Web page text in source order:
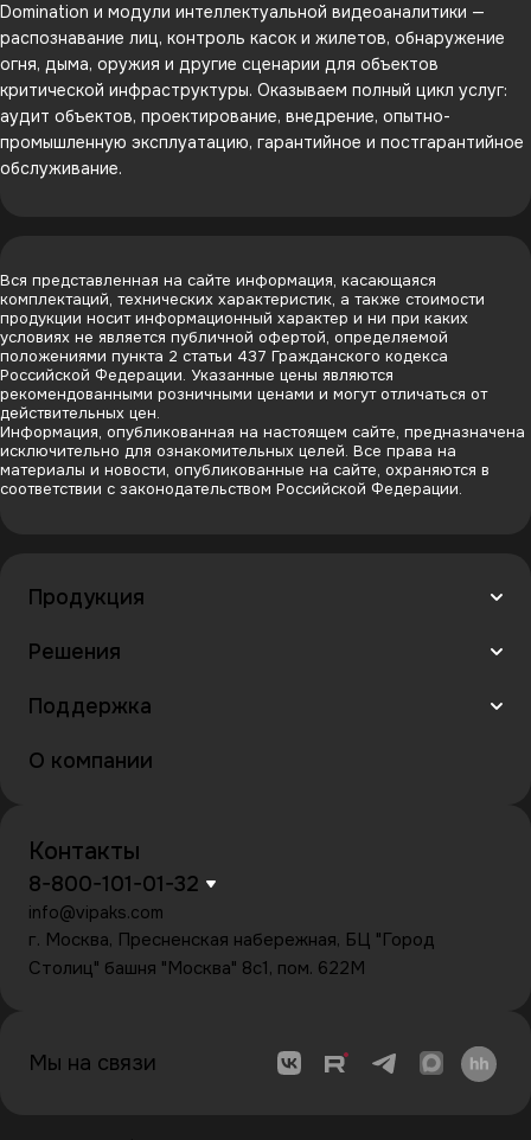
Domination и модули интеллектуальной видеоаналитики —
распознавание лиц, контроль касок и жилетов, обнаружение
огня, дыма, оружия и другие сценарии для объектов
критической инфраструктуры. Оказываем полный цикл услуг:
аудит объектов, проектирование, внедрение, опытно-
промышленную эксплуатацию, гарантийное и постгарантийное
обслуживание.
Вся представленная на сайте информация, касающаяся
комплектаций, технических характеристик, а также стоимости
продукции носит информационный характер и ни при каких
условиях не является публичной офертой, определяемой
положениями пункта 2 статьи 437 Гражданского кодекса
Российской Федерации. Указанные цены являются
рекомендованными розничными ценами и могут отличаться от
действительных цен.
Информация, опубликованная на настоящем сайте, предназначена
исключительно для ознакомительных целей. Все права на
материалы и новости, опубликованные на сайте, охраняются в
соответствии с законодательством Российской Федерации.
Продукция
Решения
Поддержка
О компании
Контакты
8-800-101-01-32
info@vipaks.com
г. Москва, Пресненская набережная, БЦ "Город
Столиц" башня "Москва" 8с1, пом. 622М
Мы на связи